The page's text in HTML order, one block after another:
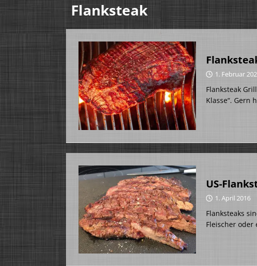
Flanksteak
1. Februar
Flanksteak
Klasse“. Gern
US-
1. April 2016
Flanksteaks
Fleischer oder